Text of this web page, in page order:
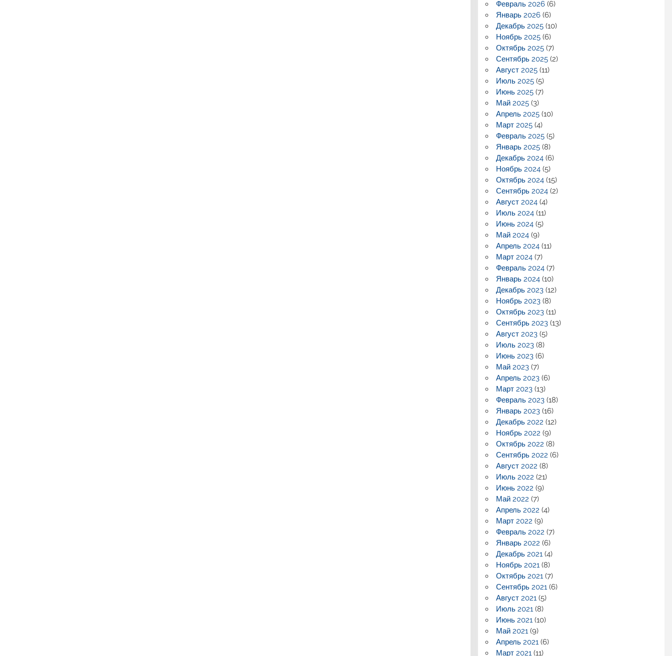
Февраль 2026 (6)
Январь 2026 (6)
Декабрь 2025 (10)
Ноябрь 2025 (6)
Октябрь 2025 (7)
Сентябрь 2025 (2)
Август 2025 (11)
Июль 2025 (5)
Июнь 2025 (7)
Май 2025 (3)
Апрель 2025 (10)
Март 2025 (4)
Февраль 2025 (5)
Январь 2025 (8)
Декабрь 2024 (6)
Ноябрь 2024 (5)
Октябрь 2024 (15)
Сентябрь 2024 (2)
Август 2024 (4)
Июль 2024 (11)
Июнь 2024 (5)
Май 2024 (9)
Апрель 2024 (11)
Март 2024 (7)
Февраль 2024 (7)
Январь 2024 (10)
Декабрь 2023 (12)
Ноябрь 2023 (8)
Октябрь 2023 (11)
Сентябрь 2023 (13)
Август 2023 (5)
Июль 2023 (8)
Июнь 2023 (6)
Май 2023 (7)
Апрель 2023 (6)
Март 2023 (13)
Февраль 2023 (18)
Январь 2023 (16)
Декабрь 2022 (12)
Ноябрь 2022 (9)
Октябрь 2022 (8)
Сентябрь 2022 (6)
Август 2022 (8)
Июль 2022 (21)
Июнь 2022 (9)
Май 2022 (7)
Апрель 2022 (4)
Март 2022 (9)
Февраль 2022 (7)
Январь 2022 (6)
Декабрь 2021 (4)
Ноябрь 2021 (8)
Октябрь 2021 (7)
Сентябрь 2021 (6)
Август 2021 (5)
Июль 2021 (8)
Июнь 2021 (10)
Май 2021 (9)
Апрель 2021 (6)
Март 2021 (11)